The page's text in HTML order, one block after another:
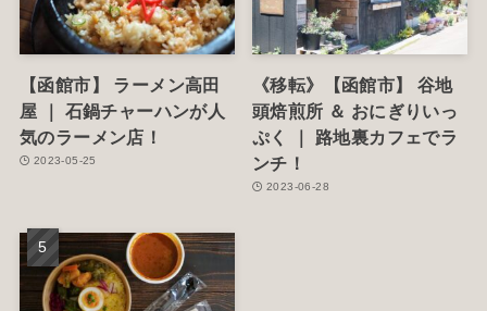
【函館市】 ラーメン高田
屋 ｜ 石鍋チャーハンが人
気のラーメン店！
2023-05-25
《移転》【函館市】 谷地
頭焙煎所 ＆ おにぎりいっ
ぷく ｜ 路地裏カフェでラ
ンチ！
2023-06-28